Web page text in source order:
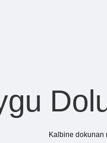
Kalbine dokunan